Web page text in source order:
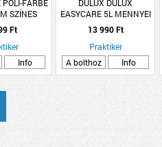
POLI-FARBE
SZÍNES
2,5L V50
KÖLES
Ft
Info
DULUX DULUX
EASYCARE 5L MENNYEI
ERŐ DISZPERZIÓS
FALFESTÉK
13 990 Ft
Praktiker
A bolthoz
Info